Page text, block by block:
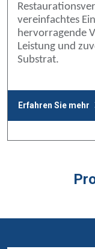
vereinfachtes
hervorragende
Leistung und
Substrat.
Erfahren Sie mehr